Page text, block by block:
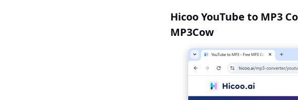
Hicoo YouTube to MP3
MP3Cow